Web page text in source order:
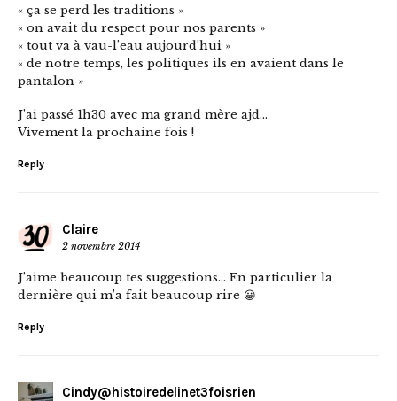
« ça se perd les traditions »
« on avait du respect pour nos parents »
« tout va à vau-l’eau aujourd’hui »
« de notre temps, les politiques ils en avaient dans le
pantalon »
J’ai passé 1h30 avec ma grand mère ajd…
Vivement la prochaine fois !
Reply
Claire
2 novembre 2014
J’aime beaucoup tes suggestions… En particulier la
dernière qui m’a fait beaucoup rire 😀
Reply
Cindy@histoiredelinet3foisrien